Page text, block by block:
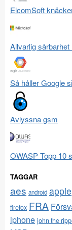
ElcomSoft
Allvarlig
Så håller Google
Avlyssna gsm
OWASP Topp 10
TAGGAR
aes android apple
firefox FRA
iphone john the